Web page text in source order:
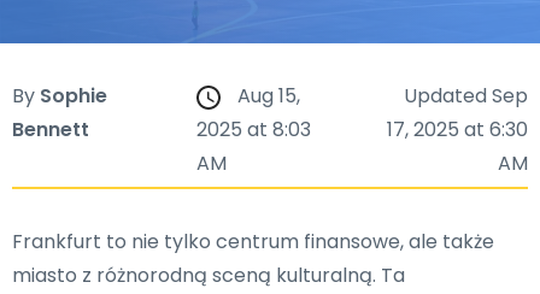
By Sophie
Bennett
Aug 15,
2025 at 8:03
AM
Updated Sep
17, 2025 at 6:30
AM
Frankfurt to nie tylko centrum finansowe, ale także
miasto z różnorodną sceną kulturalną. Ta